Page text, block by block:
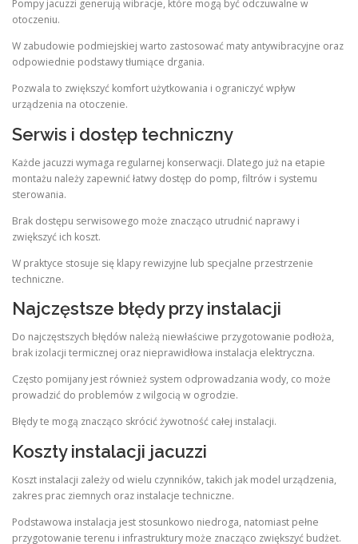
Pompy jacuzzi generują wibracje, które mogą być odczuwalne w
otoczeniu.
W zabudowie podmiejskiej warto zastosować maty antywibracyjne oraz
odpowiednie podstawy tłumiące drgania.
Pozwala to zwiększyć komfort użytkowania i ograniczyć wpływ
urządzenia na otoczenie.
Serwis i dostęp techniczny
Każde jacuzzi wymaga regularnej konserwacji. Dlatego już na etapie
montażu należy zapewnić łatwy dostęp do pomp, filtrów i systemu
sterowania.
Brak dostępu serwisowego może znacząco utrudnić naprawy i
zwiększyć ich koszt.
W praktyce stosuje się klapy rewizyjne lub specjalne przestrzenie
techniczne.
Najczęstsze błędy przy instalacji
Do najczęstszych błędów należą niewłaściwe przygotowanie podłoża,
brak izolacji termicznej oraz nieprawidłowa instalacja elektryczna.
Często pomijany jest również system odprowadzania wody, co może
prowadzić do problemów z wilgocią w ogrodzie.
Błędy te mogą znacząco skrócić żywotność całej instalacji.
Koszty instalacji jacuzzi
Koszt instalacji zależy od wielu czynników, takich jak model urządzenia,
zakres prac ziemnych oraz instalacje techniczne.
Podstawowa instalacja jest stosunkowo niedroga, natomiast pełne
przygotowanie terenu i infrastruktury może znacząco zwiększyć budżet.